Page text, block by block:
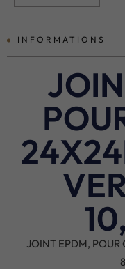
INFORMATIONS
JOINT EPDM, POUR